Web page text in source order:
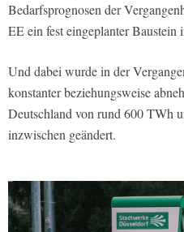
Bedarfsprognosen der
EE ein fest eingeplanter
Und dabei wurde in der
konstanter beziehungsweise
Deutschland von rund 600 TWh
inzwischen geändert.